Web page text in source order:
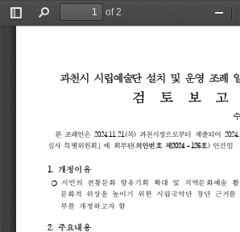
Toggle
Find
of 2
Zoom
과천시 시립예술단 설치 및 운영 조례
검 토 보 고
본 조례안은 2024.11.21.(목) 과천시장으로부터 제출되어
심사 특별위원회 」에 회부된(의안번호 제2024 – 126호) 안건임
1. 개정이유
❍ 시민의 전통문화 향유기회 확대 및 지역문화예술
문화적
위상을 높이기 위한 시립국악단 창단 근거를
부를 개정하고자 함
2. 주요내용